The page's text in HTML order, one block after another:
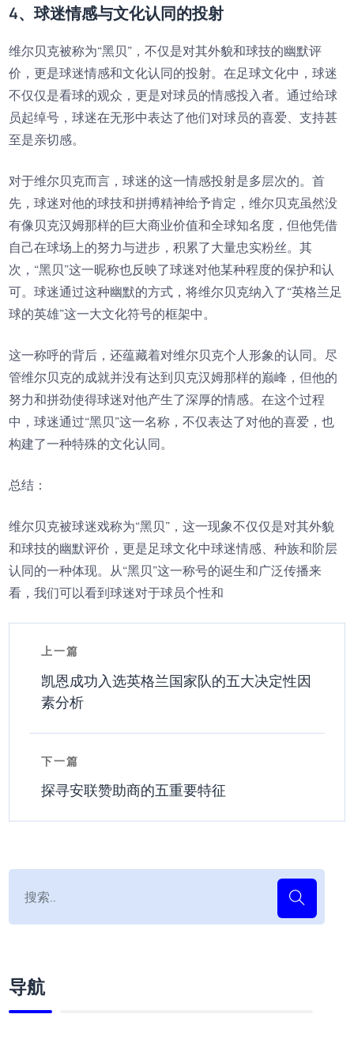
4、球迷情感与文化认同的投射
维尔贝克被称为“黑贝”，不仅是对其外貌和球技的幽默评
价，更是球迷情感和文化认同的投射。在足球文化中，球迷
不仅仅是看球的观众，更是对球员的情感投入者。通过给球
员起绰号，球迷在无形中表达了他们对球员的喜爱、支持甚
至是亲切感。
对于维尔贝克而言，球迷的这一情感投射是多层次的。首
先，球迷对他的球技和拼搏精神给予肯定，维尔贝克虽然没
有像贝克汉姆那样的巨大商业价值和全球知名度，但他凭借
自己在球场上的努力与进步，积累了大量忠实粉丝。其
次，“黑贝”这一昵称也反映了球迷对他某种程度的保护和认
可。球迷通过这种幽默的方式，将维尔贝克纳入了“英格兰足
球的英雄”这一大文化符号的框架中。
这一称呼的背后，还蕴藏着对维尔贝克个人形象的认同。尽
管维尔贝克的成就并没有达到贝克汉姆那样的巅峰，但他的
努力和拼劲使得球迷对他产生了深厚的情感。在这个过程
中，球迷通过“黑贝”这一名称，不仅表达了对他的喜爱，也
构建了一种特殊的文化认同。
总结：
维尔贝克被球迷戏称为“黑贝”，这一现象不仅仅是对其外貌
和球技的幽默评价，更是足球文化中球迷情感、种族和阶层
认同的一种体现。从“黑贝”这一称号的诞生和广泛传播来
看，我们可以看到球迷对于球员个性和
上一篇
凯恩成功入选英格兰国家队的五大决定性因
素分析
下一篇
探寻安联赞助商的五重要特征
导航